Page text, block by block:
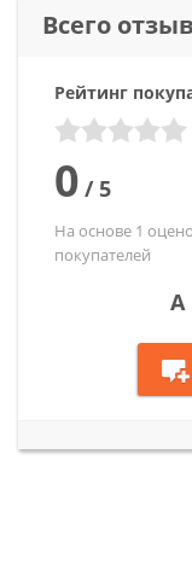
Всего
Рейтинг
0 /5
На основе 1
покупателей
А